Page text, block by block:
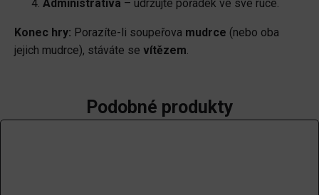
Administrativa – udržujte pořádek ve své ruce.
Konec hry: Porazíte-li soupeřova mudrce (nebo oba
jejich mudrce), stáváte se vítězem
Podobné produkty